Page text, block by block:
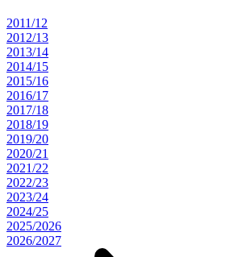
2011/12
2012/13
2013/14
2014/15
2015/16
2016/17
2017/18
2018/19
2019/20
2020/21
2021/22
2022/23
2023/24
2024/25
2025/2026
2026/2027